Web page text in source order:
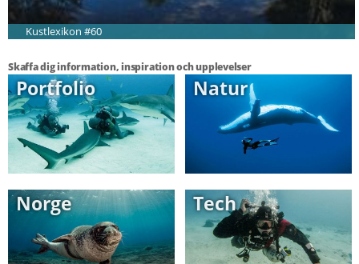
Kustlexikon #60
Skaffa dig information, inspiration och upplevelser
Portfolio Natur
Norge Tech